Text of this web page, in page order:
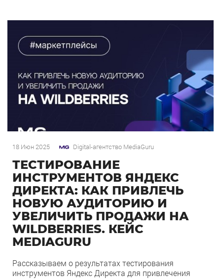
18 Июн 2025 Digital-агентство MediaGuru
ТЕСТИРОВАНИЕ
ИНСТРУМЕНТОВ ЯНДЕКС
ДИРЕКТА: КАК ПРИВЛЕЧЬ
НОВУЮ АУДИТОРИЮ И
УВЕЛИЧИТЬ ПРОДАЖИ НА
WILDBERRIES. КЕЙС
MEDIAGURU
Рассказываем о результатах тестирования
инструментов Яндекс Директа для привлечения